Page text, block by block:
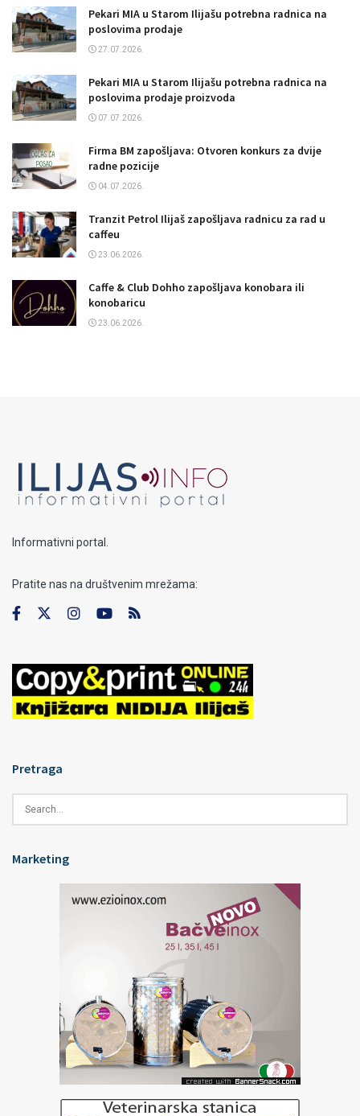
Pekari MIA u Starom Ilijašu potrebna radnica na
poslovima prodaje
27.07.2026.
Pekari MIA u Starom Ilijašu potrebna radnica na
poslovima prodaje proizvoda
07.07.2026.
Firma BM zapošljava: Otvoren konkurs za dvije
radne pozicije
04.07.2026.
Tranzit Petrol Ilijaš zapošljava radnicu za rad u
caffeu
23.06.2026.
Caffe & Club Dohho zapošljava konobara ili
konobaricu
23.06.2026.
Informativni portal.
Pratite nas na društvenim mrežama:
Pretraga
Marketing